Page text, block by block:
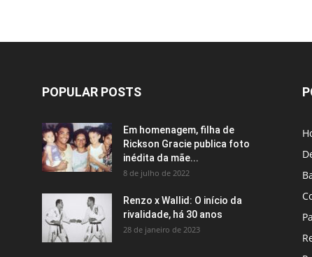
POPULAR POSTS
Em homenagem, filha de
Rickson Gracie publica foto
inédita da mãe...
8 de julho de 2022
Renzo x Wallid: O início da
rivalidade, há 30 anos
28 de janeiro de 2023